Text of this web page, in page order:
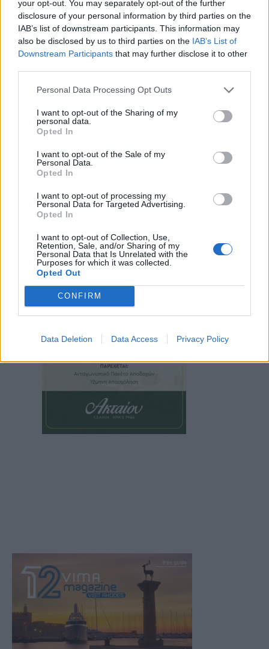
your opt-out. You may separately opt-out of the further
disclosure of your personal information by third parties on the
IAB’s list of downstream participants. This information may
also be disclosed by us to third parties on the IAB’s List of
Downstream Participants that may further disclose it to other
Personal Data Processing Opt Outs
I want to opt-out of the Sharing of my
personal data.
Opted In
I want to opt-out of the Sale of my
Personal Data.
Opted In
I want to opt-out of processing my
Personal Data for Targeted Advertising.
Opted In
I want to opt-out of Collection, Use,
Retention, Sale, and/or Sharing of my
Personal Data that Is Unrelated with the
Purposes for which it was collected.
Opted Out
CONFIRM
Data Deletion Data Access Privacy Policy